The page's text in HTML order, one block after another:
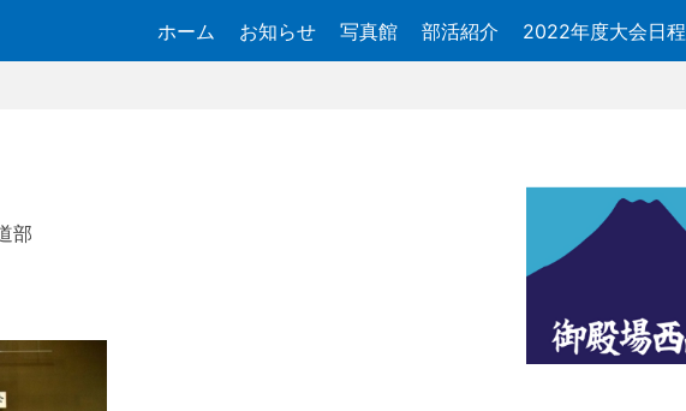
ホーム お知らせ 写真館 部活紹介 2022年度大会日程
部